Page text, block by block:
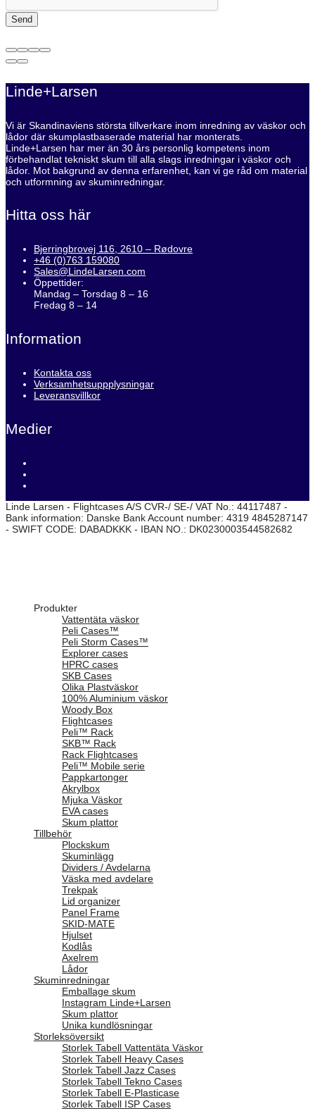
Linde+Larsen
Vi är Skandinaviens största tillverkare inom inredning av väskor och
lådor där skumplastbaserade material har monterats.
Linde+Larsen har mer än 30 års personlig kompetens inom
förbehandlat tekniskt skum till alla slags inredningar i väskor och
lådor. Mot bakgrund av denna erfarenhet, kan vi ge råd om material
och utformning av skuminredningar.
Hitta oss här
Bjerringbrovej 116, 2610 – Rødovre
+46 (0)763 159080
Sales@LindeLarsen.com
Öppettider:
Mandag – Torsdag 8 – 16
Fredag 8 – 14
Information
Kontakta oss
Verksamhetsuppplysningar
Leveransvillkor
Medier
Linde Larsen - Flightcases A/S CVR-/ SE-/ VAT No.: 44117487 -
Bank information: Danske Bank Account number: 4319 4845287147
- SWIFT CODE: DABADKKK - IBAN NO.: DK0230003544582682
Produkter
Vattentäta väskor
Peli Cases™
Peli Storm Cases™
Explorer cases
HPRC cases
SKB Cases
Olika Plastväskor
100% Aluminium väskor
Woody Box
Flightcases
Peli™ Rack
SKB™ Rack
Rack Flightcases
Peli™ Mobile serie
Pappkartonger
Akrylbox
Mjuka Väskor
EVA cases
Skum plattor
Tillbehör
Plockskum
Skuminlägg
Dividers / Avdelarna
Väska med avdelare
Trekpak
Lid organizer
Panel Frame
SKID-MATE
Hjulset
Kodlås
Axelrem
Lådor
Skuminredningar
Emballage skum
Instagram Linde+Larsen
Skum plattor
Unika kundlösningar
Storleksöversikt
Storlek Tabell Vattentäta Väskor
Storlek Tabell Heavy Cases
Storlek Tabell Jazz Cases
Storlek Tabell Tekno Cases
Storlek Tabell E-Plasticase
Storlek Tabell ISP Cases